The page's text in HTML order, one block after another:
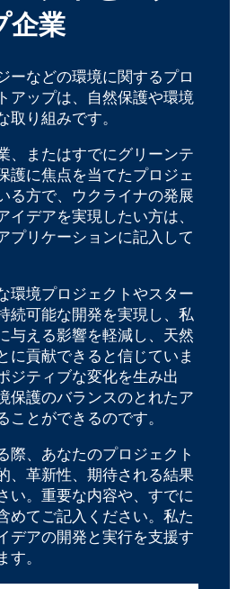
企業
ーなどの環境に関するプロ
アップは、自然保護や環境
取り組みです。
、またはすでにグリーンテ
護に焦点を当てたプロジェ
る方で、ウクライナの発展
イデアを実現したい方は、
プリケーションに記入して
環境プロジェクトやスター
続可能な開発を実現し、私
与える影響を軽減し、天然
に貢献できると信じていま
ジティブな変化を生み出
保護のバランスのとれたア
ことができるのです。
際、あなたのプロジェクト
、革新性、期待される結果
い。重要な内容や、すでに
めてご記入ください。私た
デアの開発と実行を支援す
す。